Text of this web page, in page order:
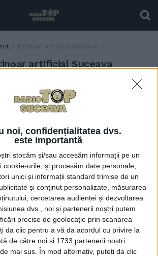
noi, confidențialitatea dvs.
este importantă
stocăm și/sau accesăm informații pe un
cookie-urile, și procesăm date personale,
unici și informații standard trimise de un
și conținut personalizate, măsurarea
cercetarea audienței și dezvoltarea
dvs., noi și partenerii noștri putem
precise de geolocație prin scanarea
da clic pentru a vă da acordul cu privire la
de către noi și 1733 partenerii noștri
mai sus. În mod alternativ, puteți da clic
Patinoar artificial Suceava
artificial Suceava
Patinoarul artificial din
Suceava, mai căutat în
vacanțe. Urmează
CNI, pentru acoperirea
acestuia
25 DECEMBRIE, 2023
Patinoarul artificial din
Suceava, care are o
mantinelă nouă, va fi
redeschis pe 28 noiembrie.
În prima zi intrarea va fi
liberă (Foto)
27 NOIEMBRIE, 2023